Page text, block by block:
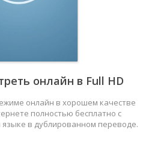
онлайн в Full HD
онлайн в хорошем качестве
полностью бесплатно с
в дублированном переводе.